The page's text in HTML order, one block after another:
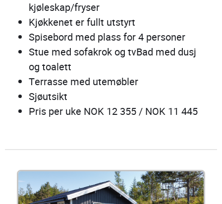
kjøleskap/fryser
Kjøkkenet er fullt utstyrt
Spisebord med plass for 4 personer
Stue med sofakrok og tvBad med dusj
og toalett
Terrasse med utemøbler
Sjøutsikt
Pris per uke NOK 12 355 / NOK 11 445